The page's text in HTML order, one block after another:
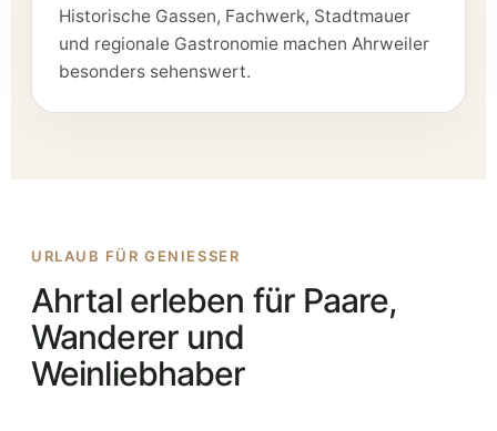
Historische Gassen, Fachwerk, Stadtmauer
und regionale Gastronomie machen Ahrweiler
besonders sehenswert.
URLAUB FÜR GENIESSER
Ahrtal erleben für Paare,
Wanderer und
Weinliebhaber